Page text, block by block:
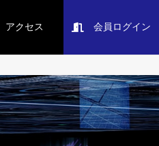
アクセス 会員ログイン